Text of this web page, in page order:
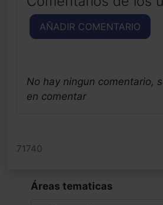
AÑADIR COMENTARIO
No hay ningun comentario,
en comentar
71740
Áreas tematicas